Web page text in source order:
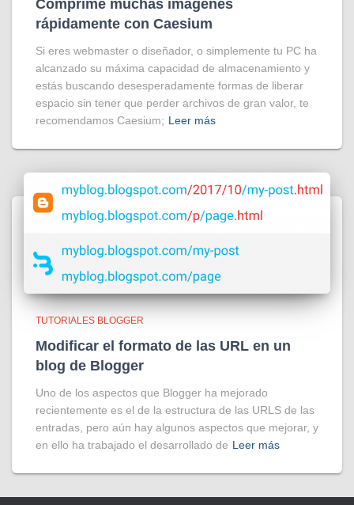
Comprime muchas imágenes
rápidamente con Caesium
Si eres webmaster o diseñador, o simplemente tu PC ha
alcanzado su máxima capacidad de almacenamiento y
estás buscando desesperadamente formas de liberar
espacio sin tener que perder archivos de gran valor, te
recomendamos Caesium; Leer más
TUTORIALES BLOGGER
Modificar el formato de las URL en un
blog de Blogger
Uno de los aspectos que Blogger ha mejorado
recientemente es el de la estructura de las URLS de las
entradas, pero aún hay algunos aspectos que mejorar, y
en ello ha trabajado el desarrollado de Leer más